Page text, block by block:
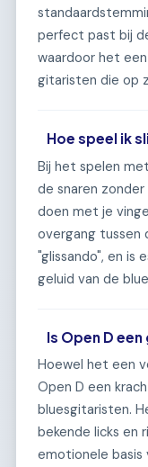
perfect past bij
waardoor het
gitaristen die op
Hoe speel ik
Bij het spelen
de snaren
doen met je
overgang tussen
"glissando", en is
geluid van de
Is Open D
Hoewel het een
Open D een
bluesgitaristen.
bekende licks en
emotionele